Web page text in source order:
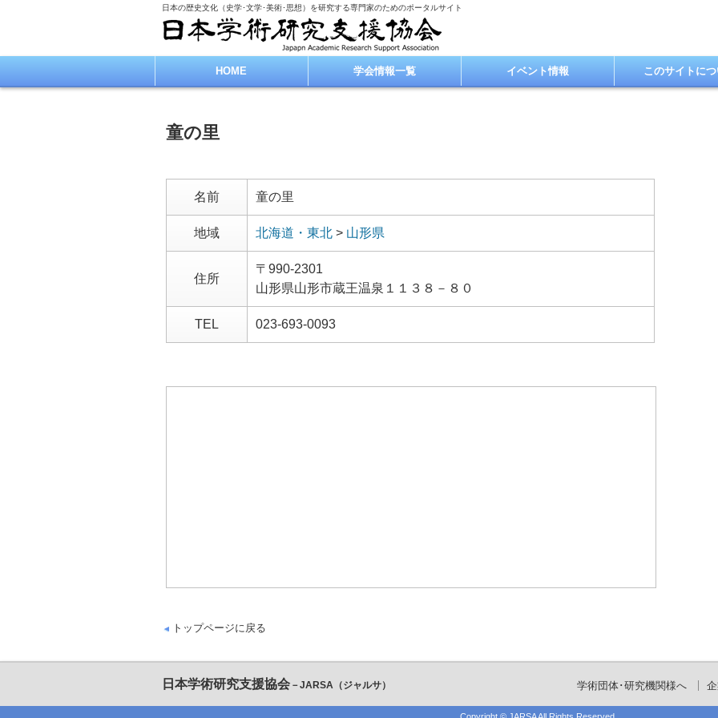
日本の歴史文化（史学･文学･美術･思想）を研究する専門家のためのポータルサイト
HOME 学会情報一覧 イベント情報 このサイトに
童の里
名前 童の里
地域 北海道・東北 > 山形県
住所
〒990-2301
山形県山形市蔵王温泉１１３８－８０
TEL 023-693-0093
トップページに戻る
日本学術研究支援協会 －JARSA（ジャルサ） 学術団体･研究機関様へ